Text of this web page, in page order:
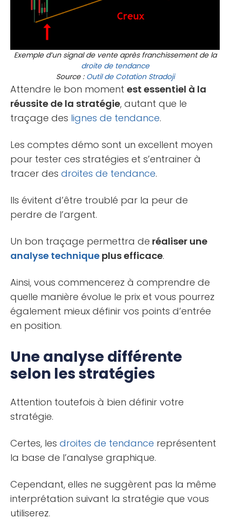
Exemple d’un signal de vente après franchissement de la
droite de tendance
Source : Outil de Cotation Stradoji
Attendre le bon moment est essentiel à la
réussite de la stratégie, autant que le
traçage des lignes de tendance.
Les comptes démo sont un excellent moyen
pour tester ces stratégies et s’entrainer à
tracer des droites de tendance.
Ils évitent d’être troublé par la peur de
perdre de l’argent.
Un bon traçage permettra de réaliser une
analyse technique plus efficace.
Ainsi, vous commencerez à comprendre de
quelle manière évolue le prix et vous pourrez
également mieux définir vos points d’entrée
en position.
Une analyse différente
selon les stratégies
Attention toutefois à bien définir votre
stratégie.
Certes, les droites de tendance représentent
la base de l’analyse graphique.
Cependant, elles ne suggèrent pas la même
interprétation suivant la stratégie que vous
utiliserez.